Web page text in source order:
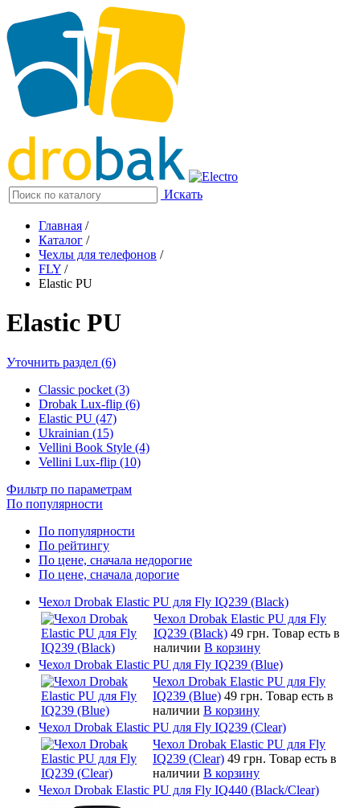
Искать
Главная /
Каталог /
Чехлы для телефонов /
FLY /
Elastic PU
Elastic PU
Уточнить раздел (6)
Classic pocket (3)
Drobak Lux-flip (6)
Elastic PU (47)
Ukrainian (15)
Vellini Book Style (4)
Vellini Lux-flip (10)
Фильтр по параметрам
По популярности
По популярности
По рейтингу
По цене, сначала недорогие
По цене, сначала дорогие
Чехол Drobak Elastic PU для Fly IQ239 (Black)
Чехол Drobak Elastic PU для Fly
IQ239 (Black) 49 грн. Товар есть в
наличии В корзину
Чехол Drobak Elastic PU для Fly IQ239 (Blue)
Чехол Drobak Elastic PU для Fly
IQ239 (Blue) 49 грн. Товар есть в
наличии В корзину
Чехол Drobak Elastic PU для Fly IQ239 (Clear)
Чехол Drobak Elastic PU для Fly
IQ239 (Clear) 49 грн. Товар есть в
наличии В корзину
Чехол Drobak Elastic PU для Fly IQ440 (Black/Clear)